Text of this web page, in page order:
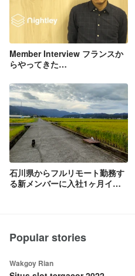
Member Interview フランスか
らやってきた
Lay
石川県からフルリモート勤務す
る新メンバーに入社1ヶ月イン
Popular stories
Wakgoy Rian